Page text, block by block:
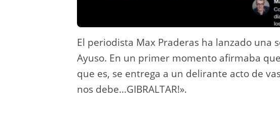
El periodista Max Praderas ha lanzado una
Ayuso. En un primer momento afirmaba
que es, se entrega a un delirante acto de
nos debe…GIBRALTAR!».